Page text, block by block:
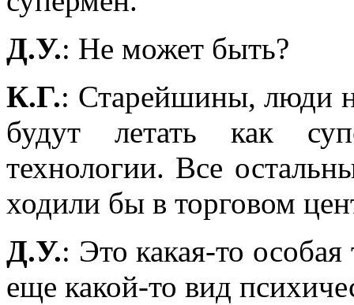
Д.У.: Не может быть?
К.Г.: Старейшины, люди
будут летать как
технологии. Все
ходили бы в торговом
Д.У.: Это какая-то
еще какой-то вид